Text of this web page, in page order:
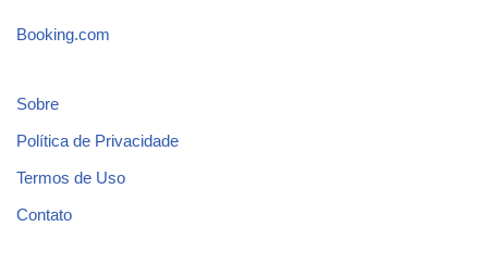
Booking.com
Sobre
Política de Privacidade
Termos de Uso
Contato